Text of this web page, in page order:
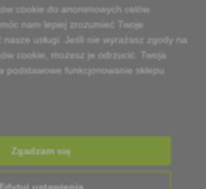
cookie do anonimowych celów
nam lepiej zrozumieć Twoje
usługi. Jeśli nie wyrażasz zgody na
cookie, możesz je odrzucić. Twoja
podstawowe funkcjonowanie sklepu
Zgadzam się